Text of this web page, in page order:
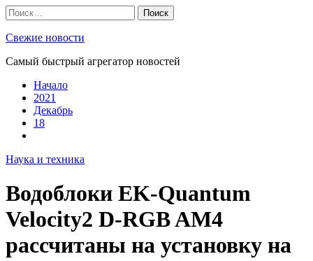
Skip
to
content
Найти:
Свежие новости
Самый быстрый агрегатор новостей
Начало
2021
Декабрь
18
Наука и техника
Водоблоки EK-Quantum
Velocity2 D-RGB AM4
рассчитаны на установку на